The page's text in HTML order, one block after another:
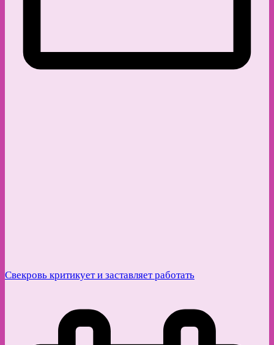
Свекровь критикует и заставляет работать